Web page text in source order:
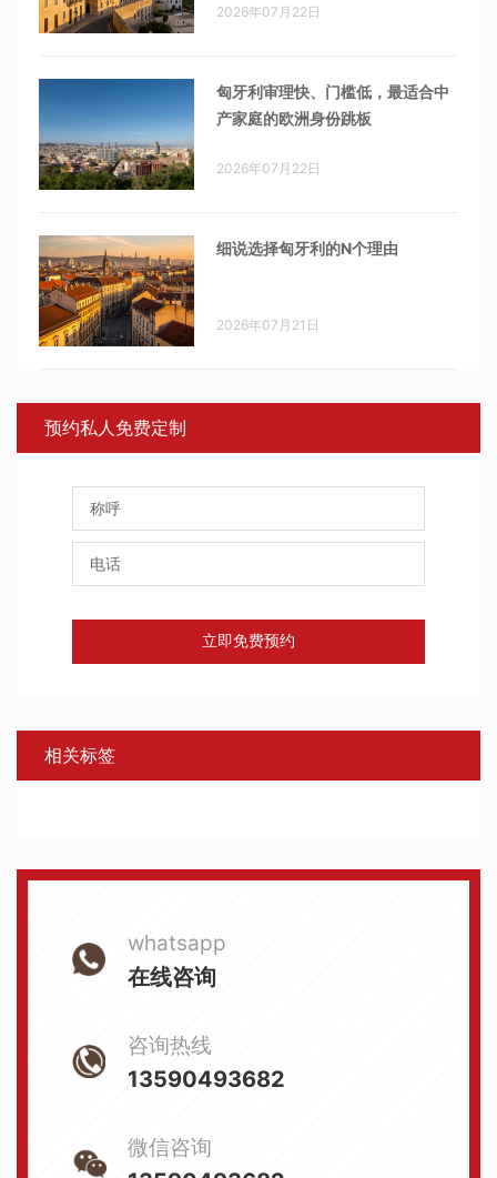
2026年07月22日
匈牙利审理快、门槛低，最适合中
产家庭的欧洲身份跳板
2026年07月22日
细说选择匈牙利的N个理由
2026年07月21日
预约私人免费定制
立即免费预约
相关标签
whatsapp
在线咨询
咨询热线
13590493682
微信咨询